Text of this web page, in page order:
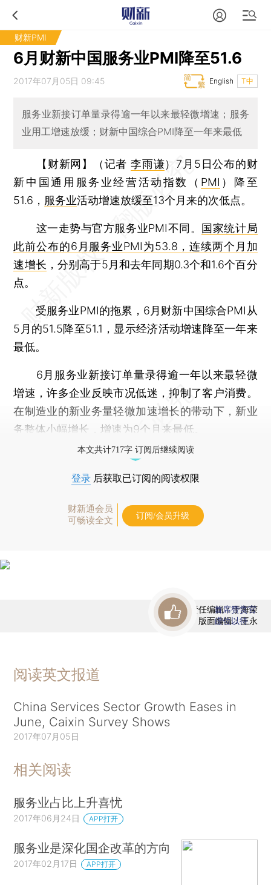
财新PMI
6月财新中国服务业PMI降至51.6
2017年07月05日 09:45 T中
English
服务业新接订单量录得逾一年以来最轻微增速；服务
业用工增速放缓；财新中国综合PMI降至一年来最低
【财新网】（记者李雨谦）7月5日公布的财
新中国通用服务业经营活动指数（ PMI ）降至
51.6， 服务业活动增速放缓至13个月来的次低点。
这一走势与官方服务业PMI不同。 国家统计局
此前公布的6月服务业PMI为53.8，连续两个月加
速增长 ，分别高于5月和去年同期0.3个和1.6个百分
点。
受服务业PMI的拖累，6月财新中国综合PMI从
5月的51.5降至51.1，显示经济活动增速降至一年来
最低。
6月服务业新接订单量录得逾一年以来最轻微
增速，许多企业反映市况低迷，抑制了客户消费。
在制造业的新业务量轻微加速增长的带动下，新业
务整体小幅增长，增速为9个月来最低。
本文共计717字 订阅后继续阅读
登录 后获取已订阅的阅读权限
财新通会员
可畅读全文
订阅/会员升级
责任编辑：于海荣
版面编辑：王永
首席赞赏官
虚位以待
阅读英文报道
China Services Sector Growth Eases in
June, Caixin Survey Shows
2017年07月05日
相关阅读
服务业占比上升喜忧
2017年06月24日 APP打开
服务业是深化国企改革的方向
2017年02月17日 APP打开